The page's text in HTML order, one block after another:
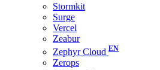
Stormkit
Surge
Vercel
Zeabur
Zephyr Cloud
Zerops